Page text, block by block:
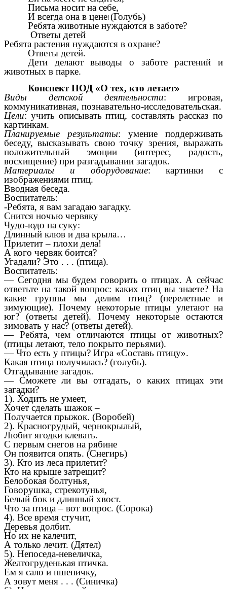
Письма носит на себе,
И всегда она в цене!(Голубь)
Ребята животные нуждаются в заботе?
Ответы детей
Ребята растения нуждаются в охране?
Ответы детей.
Дети делают выводы о заботе растений и
животных в парке.
Конспект НОД «О тех, кто летает»
Виды детской деятельности: игровая,
коммуникативная, познавательно-исследовательская.
Цели: учить описывать птиц, составлять рассказ по
картинкам.
Планируемые результаты: умение поддерживать
беседу, высказывать свою точку зрения, выражать
положительный эмоции (интерес, радость,
восхищение) при разгадывании загадок.
Материалы и оборудование: картинки с
изображениями птиц.
Вводная беседа.
Воспитатель:
-Ребята, я вам загадаю загадку.
Снится ночью червяку
Чудо-юдо на суку:
Длинный клюв и два крыла…
Прилетит – плохи дела!
А кого червяк боится?
Угадали? Это . . . (птица).
Воспитатель:
— Сегодня мы будем говорить о птицах. А сейчас
ответьте на такой вопрос: каких птиц вы знаете? На
какие группы мы делим птиц? (перелетные и
зимующие). Почему некоторые птицы улетают на
юг? (ответы детей). Почему некоторые остаются
зимовать у нас? (ответы детей).
— Ребята, чем отличаются птицы от животных?
(птицы летают, тело покрыто перьями).
— Что есть у птицы? Игра «Составь птицу».
Какая птица получилась? (голубь).
Отгадывание загадок.
— Сможете ли вы отгадать, о каких птицах эти
загадки?
1). Ходить не умеет,
Хочет сделать шажок –
Получается прыжок. (Воробей)
2). Красногрудый, чернокрылый,
Любит ягодки клевать.
С первым снегов на рябине
Он появится опять. (Снегирь)
3). Кто из леса прилетит?
Кто на крыше затрещит?
Белобокая болтунья,
Говорушка, стрекотунья,
Белый бок и длинный хвост.
Что за птица – вот вопрос. (Сорока)
4). Все время стучит,
Деревья долбит.
Но их не калечит,
А только лечит. (Дятел)
5). Непоседа-невеличка,
Желтогруденькая птичка.
Ем я сало и пшеничку,
А зовут меня . . . (Синичка)